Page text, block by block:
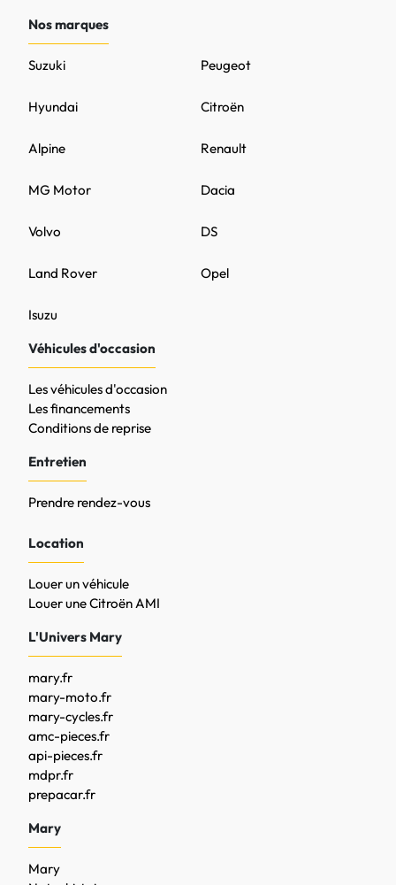
Nos marques
Peugeot
DS
MG Motor
Citroën
Opel
Volvo
Renault
Hyundai
Land Rover
Dacia
Alpine
Isuzu
Suzuki
Véhicules d'occasion
Les véhicules d'occasion
Les financements
Conditions de reprise
Entretien
Prendre rendez-vous
Location
Louer un véhicule
Louer une Citroën AMI
L'Univers Mary
mary.fr
mary-moto.fr
mary-cycles.fr
amc-pieces.fr
api-pieces.fr
mdpr.fr
prepacar.fr
Mary
Mary